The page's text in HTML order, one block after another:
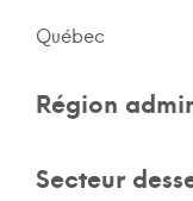
Québec
Région
Secteur